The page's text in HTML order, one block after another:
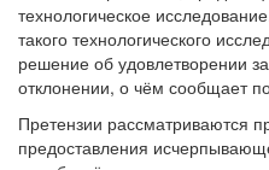
технологическое
такого технологического
решение об удовлетворении
отклонении, о чём сообщает
Претензии рассматриваются
предоставления